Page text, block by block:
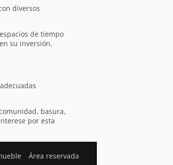
diversos
de tiempo
su inversión,
basura,
por esta
Área reservada